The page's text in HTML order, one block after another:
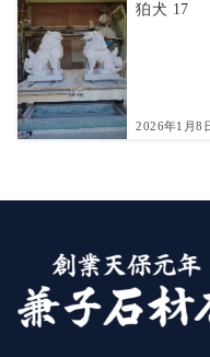
狛犬 17
2026年1月8